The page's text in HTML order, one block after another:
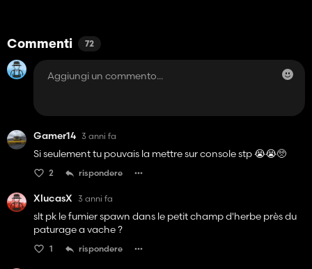
Commenti 72
Gamer14 3 anni fa
Si seulement tu pouvais la mettre sur console stp 😭😭🥺
2 rispondere
XlucasX 3 anni fa
slt pk le fumier spawn dans le petit champ d'herbe près du
paturage a vache ?
1 rispondere